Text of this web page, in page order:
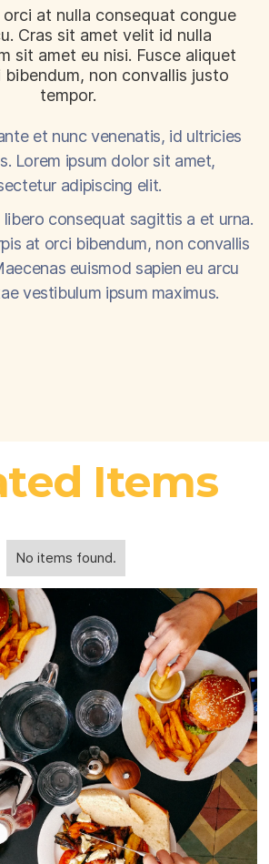
orci at nulla consequat congue
Cras sit amet velit id nulla
sit amet eu nisi. Fusce aliquet
non convallis justo
tempor.
et nunc venenatis, id ultricies
Lorem ipsum dolor sit amet,
adipiscing elit.
consequat sagittis a et urna.
at orci bibendum, non convallis
euismod sapien eu arcu
vestibulum ipsum maximus.
Items
No items found.